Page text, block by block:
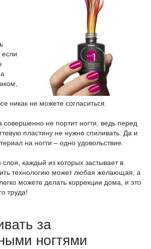
никак не можете согласиться.
совершенно не портит ногти, ведь перед
пластину не нужно спиливать. Да и
на ногти – одно удовольствие.
слоя, каждый из которых застывает в
технологию может любая желающая, а
можете делать коррекции дома, и это
труда!
за
ногтями